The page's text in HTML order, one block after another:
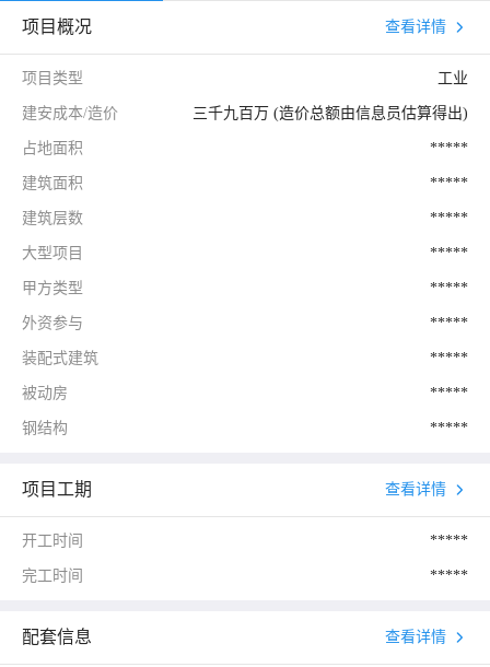
项目概况 查看详情
项目类型 工业
建安成本/造价 三千九百万 (造价总额由信息员估算得出)
占地面积 *****
建筑面积 *****
建筑层数 *****
大型项目 *****
甲方类型 *****
外资参与 *****
装配式建筑 *****
被动房 *****
钢结构 *****
项目工期 查看详情
开工时间 *****
完工时间 *****
配套信息 查看详情